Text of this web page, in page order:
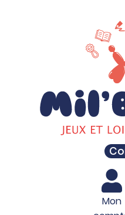
Mon